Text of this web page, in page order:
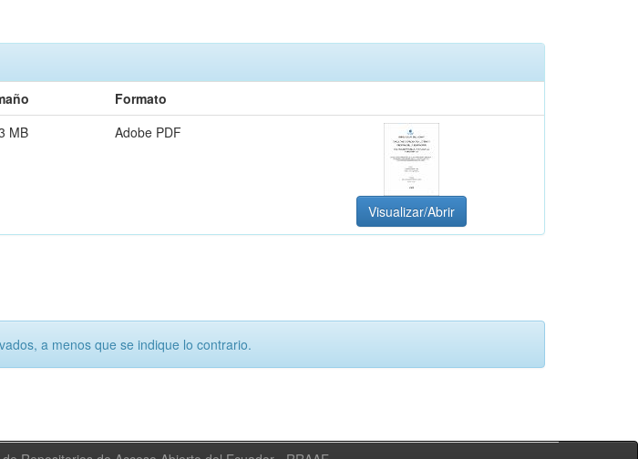
Formato
MB Adobe PDF
Visualizar/Abrir
a menos que se indique lo contrario.